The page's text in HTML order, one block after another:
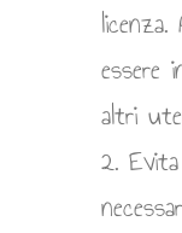
essere
altri
2.